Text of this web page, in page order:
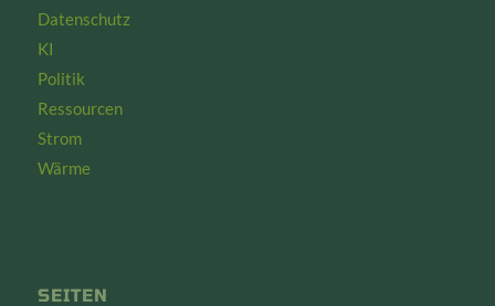
Datenschutz
KI
Politik
Ressourcen
Strom
Wärme
SEITEN